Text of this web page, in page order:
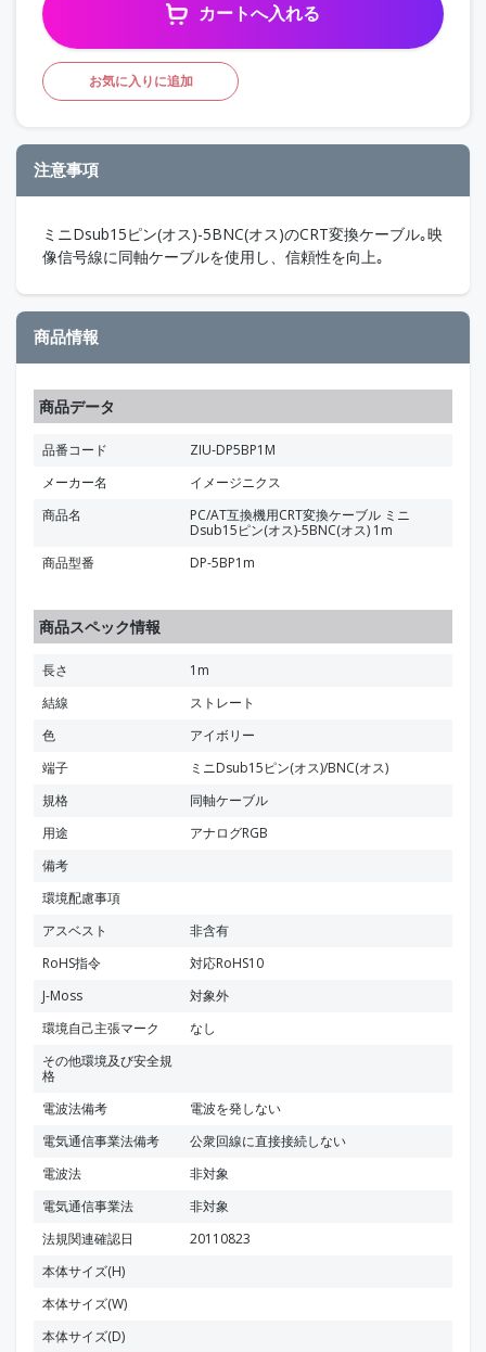
カートへ入れる
お気に入りに追加
注意事項
ミニDsub15ピン(オス)-5BNC(オス)のCRT変換ケーブル｡映
像信号線に同軸ケーブルを使用し、信頼性を向上｡
商品情報
商品データ
品番コード
ZIU-DP5BP1M
メーカー名
イメージニクス
商品名
PC/AT互換機用CRT変換ケーブル ミニ
Dsub15ピン(オス)-5BNC(オス) 1m
商品型番
DP-5BP1m
商品スペック情報
長さ
1m
結線
ストレート
色
アイボリー
端子
ミニDsub15ピン(オス)/BNC(オス)
規格
同軸ケーブル
用途
アナログRGB
備考
環境配慮事項
アスベスト
非含有
RoHS指令
対応RoHS10
J-Moss
対象外
環境自己主張マーク
なし
その他環境及び安全規
格
電波法備考
電波を発しない
電気通信事業法備考
公衆回線に直接接続しない
電波法
非対象
電気通信事業法
非対象
法規関連確認日
20110823
本体サイズ(H)
本体サイズ(W)
本体サイズ(D)